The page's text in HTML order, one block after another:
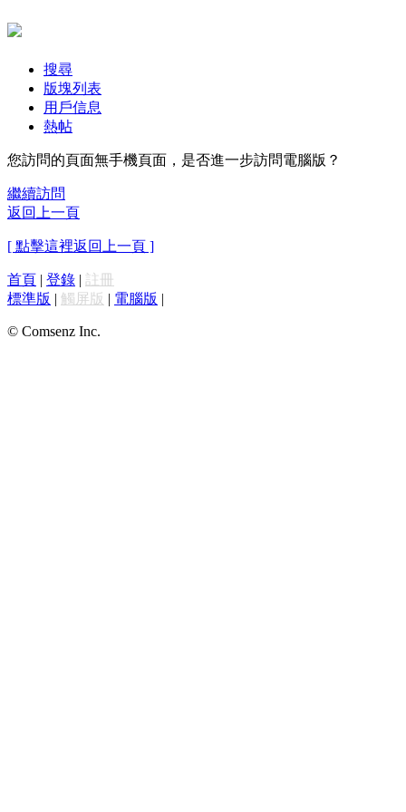
搜尋
版塊列表
用戶信息
熱帖
您訪問的頁面無手機頁面，是否進一步訪問電腦版？
繼續訪問
返回上一頁
[ 點擊這裡返回上一頁 ]
首頁 | 登錄 | 註冊
標準版 | 觸屏版 | 電腦版 |
© Comsenz Inc.